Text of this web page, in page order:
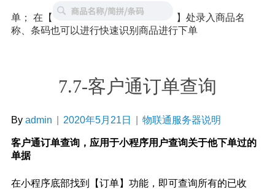
单； 在【
】处录入商品名
称、条码也可以进行快速识别商品进行下单
7.7-客户通订单查询
By admin 2020年5月21日 物联通服务器说明
客户通订单查询，应用于小程序用户查询关于他下单过的
单据
在小程序底部找到【订单】功能，即可查询所有的已收